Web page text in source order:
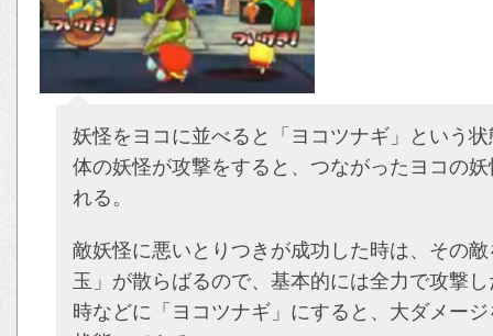
妖怪をヨコに並べると「ヨコツナギ」という
体の妖怪が攻撃をすると、つながったヨコの
れる。
敵妖怪に悪いとりつきが成功した時は、その
玉」が散らばるので、基本的には全力で攻撃
時などに「ヨコツナギ」にすると、大ダメー